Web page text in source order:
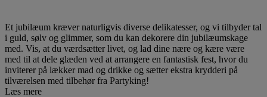
Et jubilæum kræver naturligvis diverse delikatesser, og vi tilbyder tal
i guld, sølv og glimmer, som du kan dekorere din jubilæumskage
med. Vis, at du værdsætter livet, og lad dine nære og kære være
med til at dele glæden ved at arrangere en fantastisk fest, hvor du
inviterer på lækker mad og drikke og sætter ekstra krydderi på
tilværelsen med tilbehør fra Partyking!
Læs mere